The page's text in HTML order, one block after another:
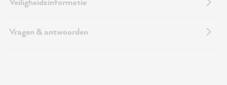
Vragen & antwoorden